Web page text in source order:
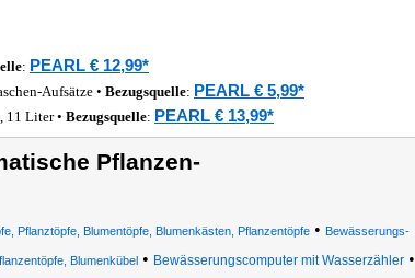
: PEARL € 12,99*
Aufsätze • Bezugsquelle: PEARL € 5,99*
11 Liter • Bezugsquelle: PEARL € 13,99*
Pflanzen-
Pflanztöpfe, Blumentöpfe, Blumenkästen, Pflanzentöpfe • Bewässerungs-
Blumenkübel• Bewässerungscomputer mit Wasserzähler•